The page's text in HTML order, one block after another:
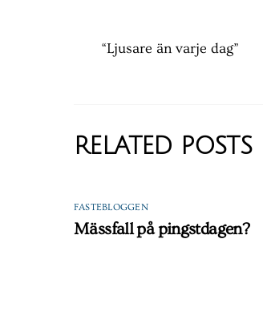
“Ljusare än varje dag”
RELATED POSTS
FASTEBLOGGEN
Mässfall på pingstdagen?